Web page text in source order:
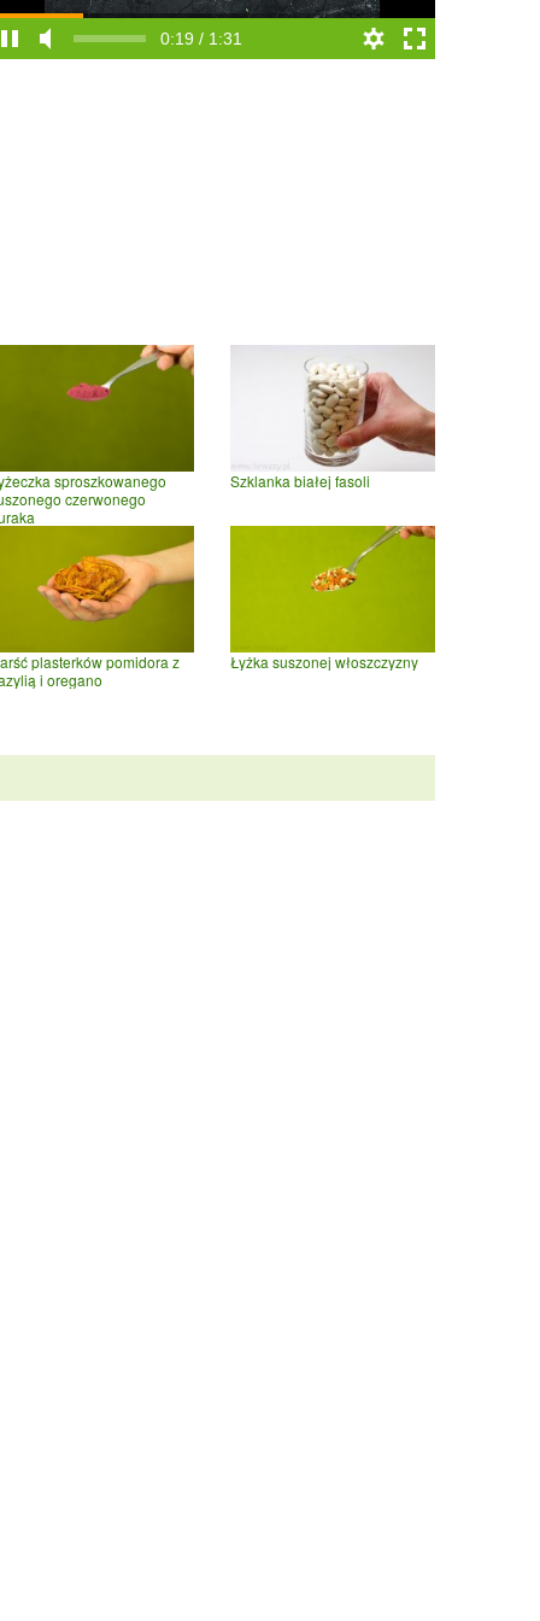
0:20 / 1:31
sproszkowanego
czerwonego
Szklanka białej fasoli
plasterków pomidora z
i oregano
Łyżka suszonej włoszczyzny